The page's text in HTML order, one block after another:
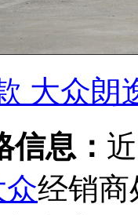
大众朗
息：
众经销商